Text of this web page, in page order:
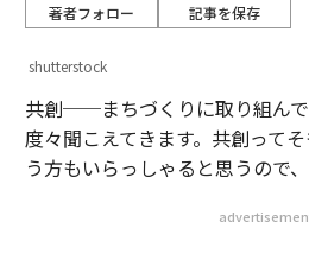
著者フォロー 記事を保存
shutterstock
共創──まちづくりに取り組ん
度々聞こえてきます。共創って
う方もいらっしゃると思うので